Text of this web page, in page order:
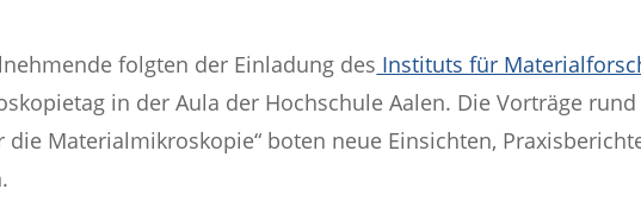
folgten der Einladung des Instituts für
in der Aula der Hochschule Aalen. Die Vorträge
die Materialmikroskopie“ boten neue Einsichten,